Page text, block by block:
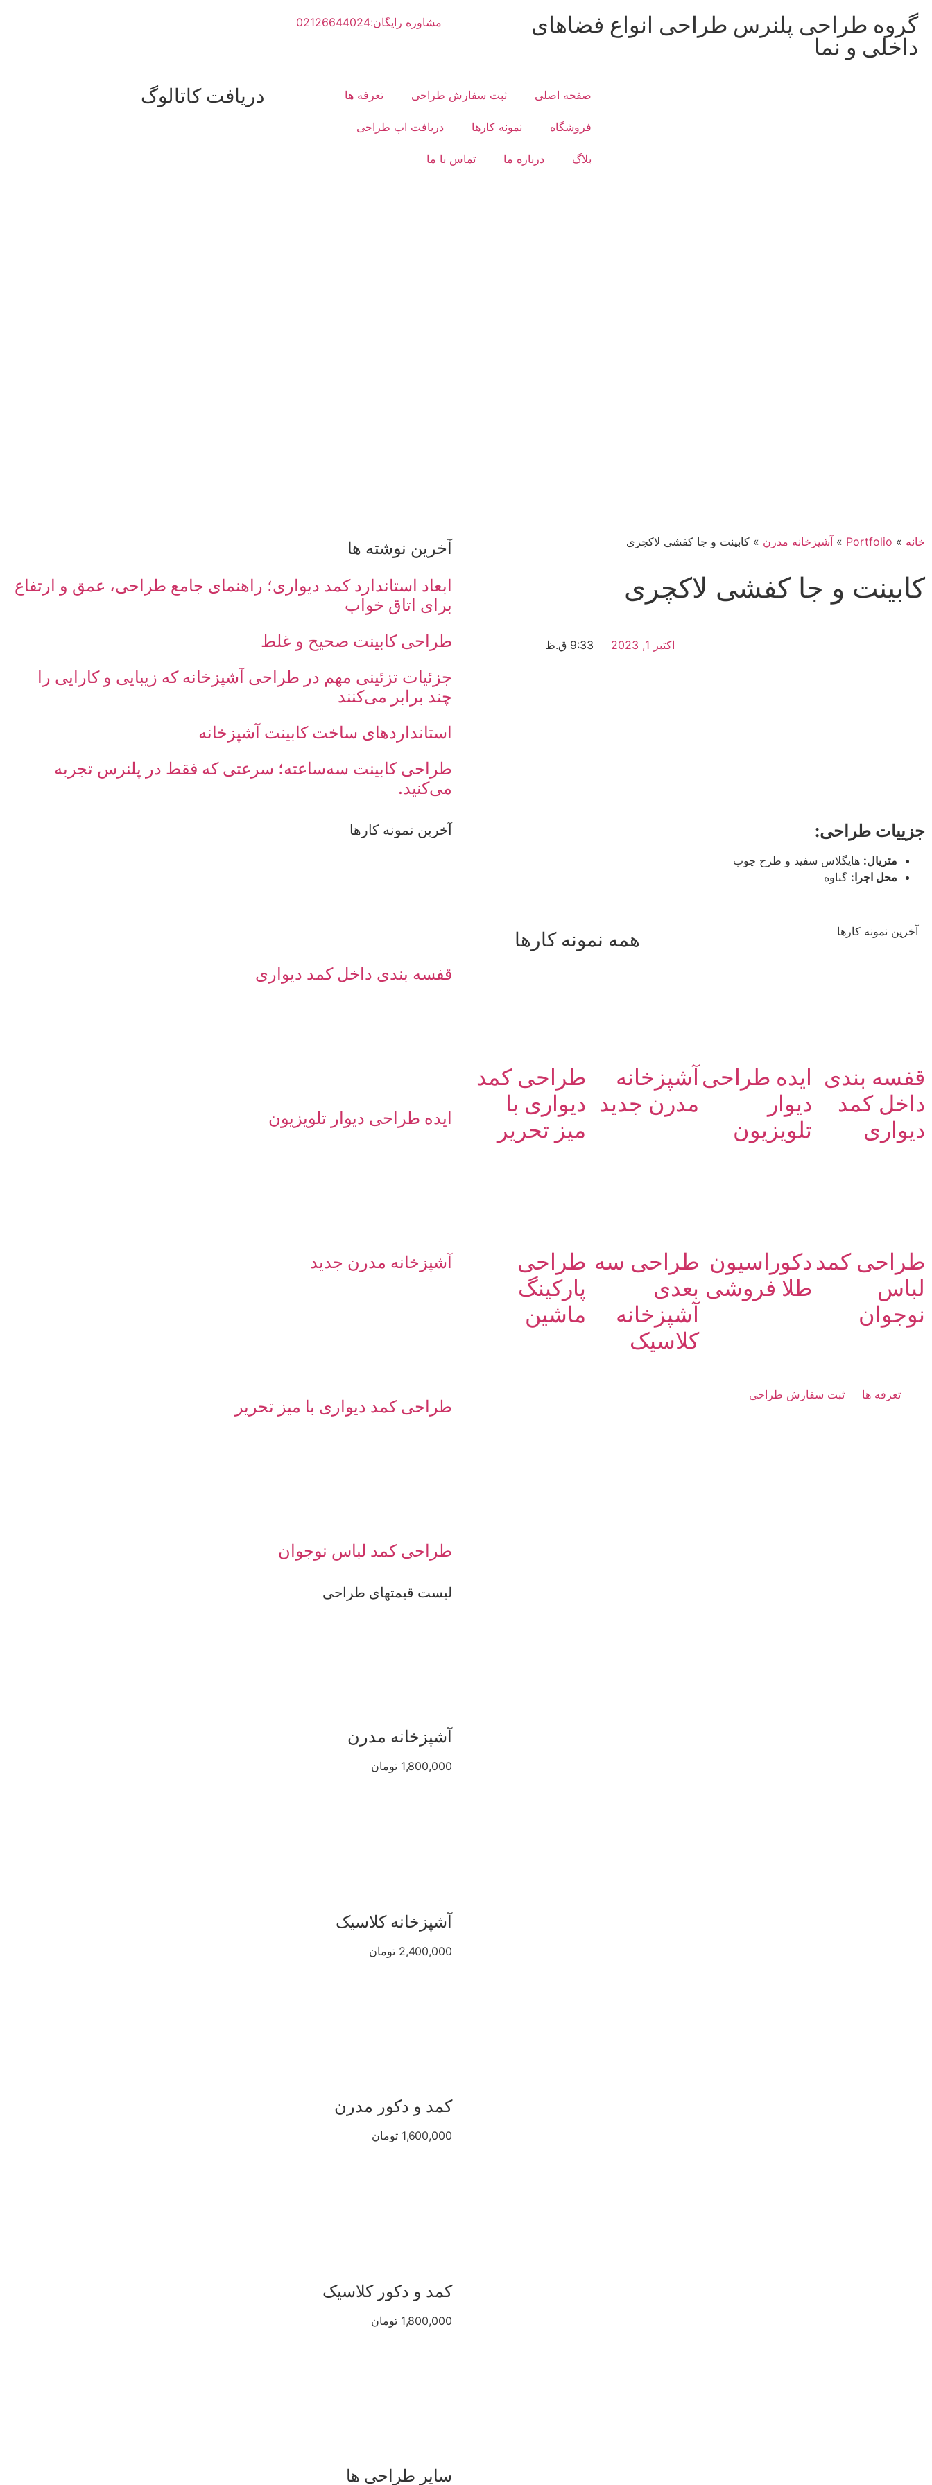
گروه طراحی پلنرس طراحی انواع فضاهای
داخلی و نما
مشاوره رایگان:02126644024
صفحه اصلی ثبت سفارش طراحی تعرفه ها
فروشگاه نمونه کارها دریافت اپ طراحی
بلاگ درباره ما تماس با ما
دریافت کاتالوگ
خانه »
Portfolio
» آشپزخانه مدرن » کابینت و جا کفشی لاکچری
کابینت و جا کفشی لاکچری
اکتبر 1, 2023 9:33 ق.ظ
جزییات طراحی:
متریال: هایگلاس سفید و طرح چوب
محل اجرا: گناوه
آخرین نمونه کارها همه نمونه کارها
قفسه بندی
داخل کمد
دیواری
ایده طراحی
دیوار
تلویزیون
آشپزخانه
مدرن جدید
طراحی کمد
دیواری با
میز تحریر
طراحی کمد
لباس
نوجوان
دکوراسیون
طلا فروشی
طراحی سه
بعدی
آشپزخانه
کلاسیک
طراحی
پارکینگ
ماشین
تعرفه ها ثبت سفارش طراحی
آخرین نوشته ها
ابعاد استاندارد کمد دیواری؛ راهنمای جامع طراحی، عمق و ارتفاع
برای اتاق خواب
طراحی کابینت صحیح و غلط
جزئیات تزئینی مهم در طراحی آشپزخانه که زیبایی و کارایی را
چند برابر می‌کنند
استانداردهای ساخت کابینت آشپزخانه
طراحی کابینت سه‌ساعته؛ سرعتی که فقط در پلنرس تجربه
می‌کنید.
آخرین نمونه کارها
قفسه بندی داخل کمد دیواری
ایده طراحی دیوار تلویزیون
آشپزخانه مدرن جدید
طراحی کمد دیواری با میز تحریر
طراحی کمد لباس نوجوان
لیست قیمتهای طراحی
آشپزخانه مدرن
1,800,000 تومان
آشپزخانه کلاسیک
2,400,000 تومان
کمد و دکور مدرن
1,600,000 تومان
کمد و دکور کلاسیک
1,800,000 تومان
سایر طراحی ها